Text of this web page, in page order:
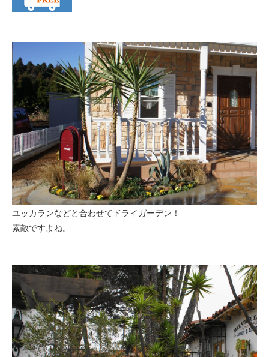
ユッカランなどと合わせてドライガーデン！
素敵ですよね。